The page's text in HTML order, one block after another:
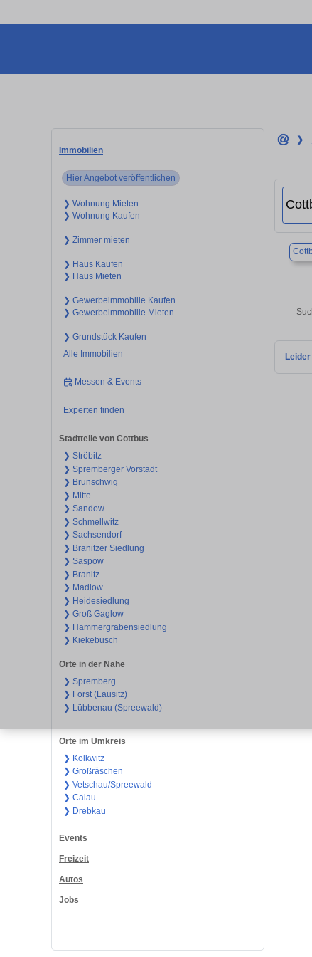
Immobilien
Hier Angebot veröffentlichen
❯ Wohnung Mieten
❯ Wohnung Kaufen
❯ Zimmer mieten
❯ Haus Kaufen
❯ Haus Mieten
❯ Gewerbeimmobilie Kaufen
❯ Gewerbeimmobilie Mieten
❯ Grundstück Kaufen
Alle Immobilien
Messen & Events
Experten finden
Stadtteile von Cottbus
❯ Ströbitz
❯ Spremberger Vorstadt
❯ Brunschwig
❯ Mitte
❯ Sandow
❯ Schmellwitz
❯ Sachsendorf
❯ Branitzer Siedlung
❯ Saspow
❯ Branitz
❯ Madlow
❯ Heidesiedlung
❯ Groß Gaglow
❯ Hammergrabensiedlung
❯ Kiekebusch
Orte in der Nähe
❯ Spremberg
❯ Forst (Lausitz)
❯ Lübbenau (Spreewald)
Orte im Umkreis
❯ Kolkwitz
❯ Großräschen
❯ Vetschau/Spreewald
❯ Calau
❯ Drebkau
Events
Freizeit
Autos
Jobs
❯
Leider